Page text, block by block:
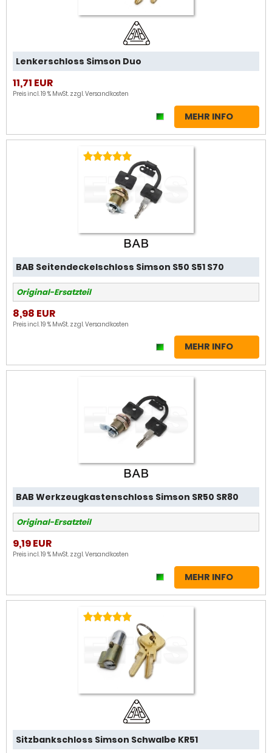
Lenkerschloss Simson Duo
11,71 EUR
Preis incl. 19 % MwSt. zzgl.Versandkosten
MEHR INFO
BAB Seitendeckelschloss Simson S50 S51 S70
Original-Ersatzteil
8,98 EUR
Preis incl. 19 % MwSt. zzgl.Versandkosten
MEHR INFO
BAB Werkzeugkastenschloss Simson SR50 SR80
Original-Ersatzteil
9,19 EUR
Preis incl. 19 % MwSt. zzgl.Versandkosten
MEHR INFO
Sitzbankschloss Simson Schwalbe KR51